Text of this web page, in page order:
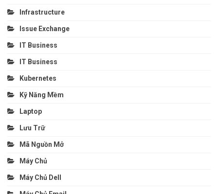
Infrastructure
Issue Exchange
IT Business
IT Business
Kubernetes
Kỹ Năng Mềm
Laptop
Lưu Trữ
Mã Nguồn Mở
Máy Chủ
Máy Chủ Dell